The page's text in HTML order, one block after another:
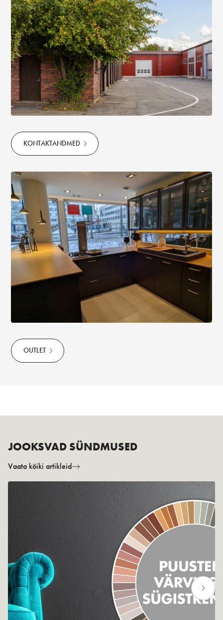
KONTAKTANDMED
OUTLET
JOOKSVAD SÜNDMUSED
Vaata kõiki artikleid